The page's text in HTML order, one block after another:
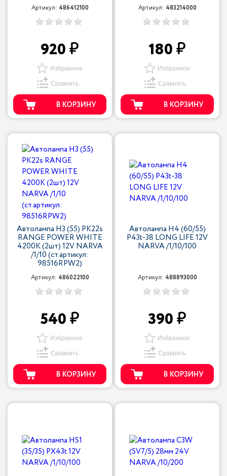
Артикул: 486412100
920
Избранное
Сравнить
В КОРЗИНУ
Артикул: 483214000
180
Избранное
Сравнить
В КОРЗИНУ
Автолампа H3 (55) PK22s
RANGE POWER WHITE
4200K (2шт) 12V NARVA
/1/10 (ст.артикул:
98516RPW2)
Артикул: 486022100
540
Избранное
Сравнить
В КОРЗИНУ
Автолампа H4 (60/55)
P43t-38 LONG LIFE 12V
NARVA /1/10/100
Артикул: 488893000
390
Избранное
Сравнить
В КОРЗИНУ